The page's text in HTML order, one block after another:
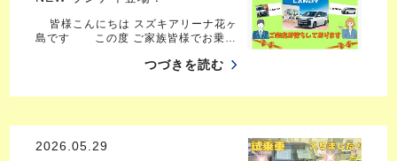
皆様こんにちは スズキアリーナ花ヶ
島です この度 ご家族皆様でお乗…
つづきを読む
2026.05.29